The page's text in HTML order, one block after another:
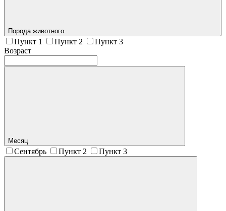
Порода животного
Пункт 1 Пункт 2
Пункт 3
Возраст
Месяц
Сентябрь Пункт 2 Пункт 3